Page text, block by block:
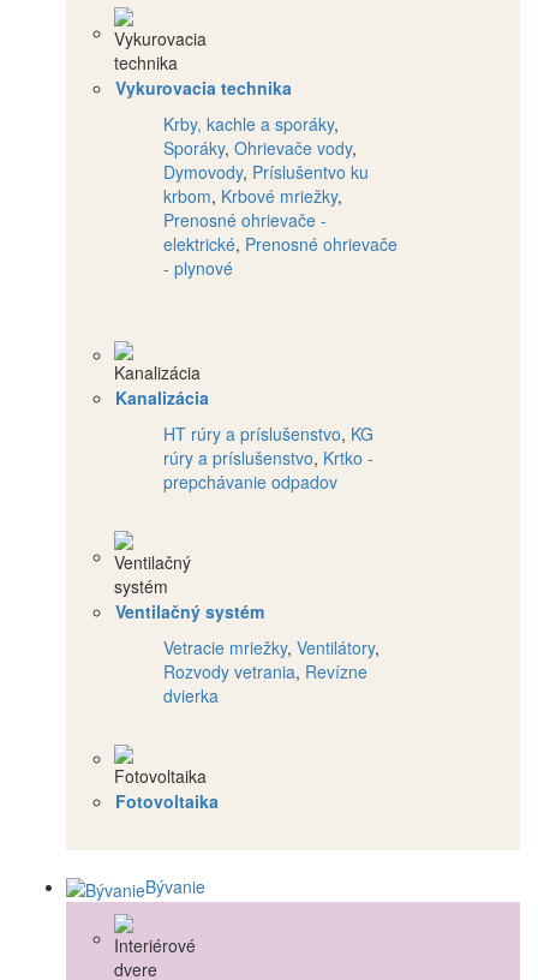
Vykurovacia technika
Krby, kachle a sporáky,
Sporáky, Ohrievače vody,
Dymovody, Príslušentvo ku
krbom, Krbové mriežky,
Prenosné ohrievače -
elektrické, Prenosné ohrievače
- plynové
Kanalizácia
HT rúry a príslušenstvo, KG
rúry a príslušenstvo, Krtko -
prepchávanie odpadov
Ventilačný systém
Vetracie mriežky, Ventilátory,
Rozvody vetrania, Revízne
dvierka
Fotovoltaika
Bývanie